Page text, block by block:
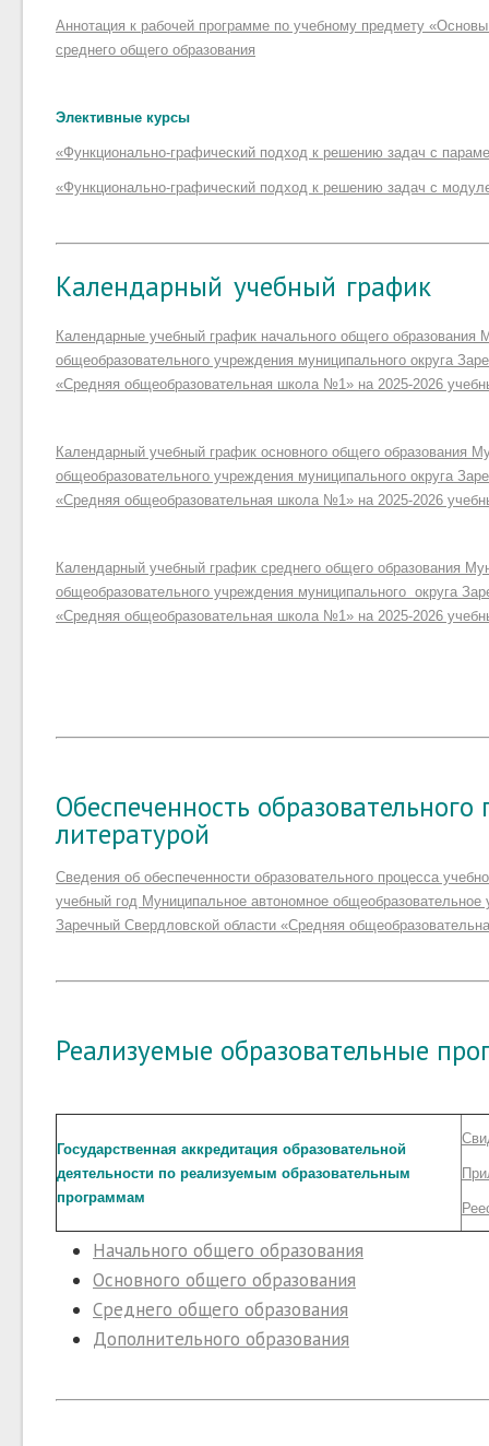
Аннотация к рабочей программе по учебному предмету
среднего общего образования
Элективные курсы
«Функционально-графический подход к решению задач с
«Функционально-графический подход к решению задач с
Календарный учебный график
Календарные учебный график начального общего образования
общеобразовательного учреждения муниципального округа
«Средняя общеобразовательная школа №1» на 2025-2026
Календарный учебный график основного общего образования
общеобразовательного учреждения муниципального округа
«Средняя общеобразовательная школа №1» на 2025-2026
Календарный учебный график среднего общего образования
общеобразовательного учреждения муниципального округа
«Средняя общеобразовательная школа №1» на 2025-2026
Обеспеченность образовательного
литературой
Сведения об обеспеченности образовательного процесса
учебный год Муниципальное автономное общеобразовательное
Заречный Свердловской области «Средняя
Реализуемые образовательные
Государственная аккредитация образовательной
деятельности по реализуемым образовательным
программам
Начального общего образования
Основного общего образования
Среднего общего образования
Дополнительного образования